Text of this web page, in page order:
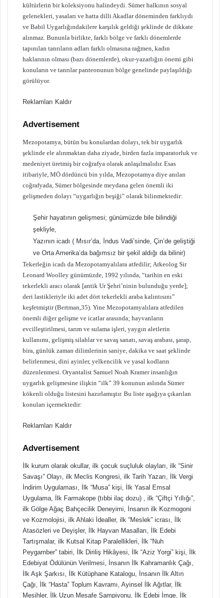
kültürlerin bir koleksiyonu halindeydi. Sümer halkının sosyal
gelenekleri, yasaları ve hatta dilli Akadlar döneminden farklıydı
ve Babil Uygarlığındakilere karşılık geldiği şeklinde de dikkate
alınmaz. Bununla birlikte, farklı bölge ve farklı dönemlerde
tapınılan tanrıların adları farklı olmasına rağmen, kadın
haklarının olması (bazı dönemlerde), okur-yazarlığın önemi gibi
konuların ve tanrılar panteonunun bölge genelinde paylaşıldığı
görülüyor.
Reklamları Kaldır
Advertisement
Mezopotamya, bütün bu konulardan dolayı, tek bir uygarlık
şeklinde ele alınmaktan daha ziyade, birden fazla imparatorluk ve
medeniyet üretmiş bir coğrafya olarak anlaşılmalıdır. Esas
itibariyle, MÖ dördüncü bin yılda, Mezopotamya diye anılan
coğrafyada, Sümer bölgesinde meydana gelen önemli iki
gelişmeden dolayı “uygarlığın beşiği” olarak bilinmektedir:
Şehir hayatının gelişmesi; günümüzde bile bilindiği
şekliyle,
Yazının icadı ( Mısır’da, İndus Vadi’sinde, Çin’de geliştiği
ve Orta Amerika’da bağımsız bir şekil aldığı da bilinir)
Tekerleğin icadı da Mezopotamyalılara atfedilir; Arkeolog Sir
Leonard Woolley günümüzde, 1992 yılında, “tarihin en eski
tekerlekli aracı olarak [antik Ur Şehri’ninin bulunduğu yerde];
deri lastikleriyle iki adet dört tekerlekli araba kalıntısını”
keşfetmiştir (Bertman,35). Yine Mezopotamyalılara atfedilen
önemli diğer gelişme ve icatlar arasında; hayvanların
evcilleştirilmesi, tarım ve sulama işleri, yaygın aletlerin
kullanımı, gelişmiş silahlar ve savaş sanatı, savaş arabası, şarap,
bira, günlük zaman dilimlerinin saniye, dakika ve saat şeklinde
belirlenmesi, dini ayinler, yelkencilik ve yasal kodların
düzenlenmesi. Oryantalist Samuel Noah Kramer insanlığın
uygarlık gelişmesine ilişkin “ilk” 39 konunun aslında Sümer
kökenli olduğu listesini hazırlamıştır. Bu liste aşağıya çıkarılan
konuları içermektedir:
Reklamları Kaldır
Advertisement
İlk kurum olarak okullar, ilk çocuk suçluluk olayları, ilk “Sinir
Savaşı” Olayı, ilk Meclis Kongresi, ilk Tarih Yazarı, İlk Vergi
İndirim Uygulaması, İlk “Musa” kişi, İlk Yasal Emsal
Uygulama, İlk Farmakope (tıbbi ilaç dozu) , ilk “Çiftçi Yıllığı”,
ilk Gölge Ağaç Bahçecilik Deneyimi, İnsanın ilk Kozmogoni
ve Kozmolojisi, ilk Ahlaki İdealler, ilk “Meslek” icrası, İlk
Atasözleri ve Deyişler, İlk Hayvan Masalları, İlk Edebi
Tartışmalar, ilk Kutsal Kitap Paralellikleri, İlk “Nuh
Peygamber” tabiri, İlk Diriliş Hikâyesi, İlk “Aziz Yorgi” kişi, İlk
Edebiyat Ödülünün Verilmesi, İnsanın İlk Kahramanlık Çağı,
İlk Aşk Şarkısı, İlk Kütüphane Katalogu, İnsanın İlk Altın
Çağı, İlk “Hasta” Toplum Kavramı, Ayinsel İlk Ağıtlar, İlk
Mesihler, İlk Uzun Mesafe Şampiyonu, İlk Edebi İmge, İlk